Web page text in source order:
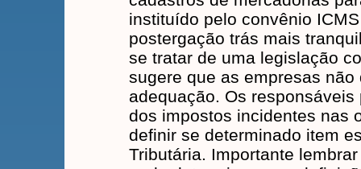
instituído pelo convênio
postergação trás mais
se tratar de uma legislação
sugere que as empresas
adequação. Os
dos impostos incidentes nas
definir se determinado item
Tributária. Importante